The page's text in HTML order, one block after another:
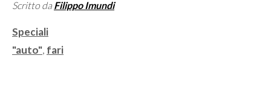
Scritto da Filippo Imundi
Categorie
Speciali
Tag
"auto", fari